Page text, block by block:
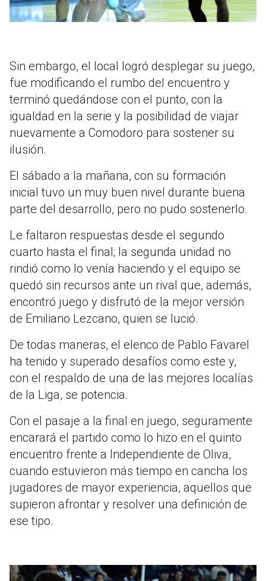
Sin embargo, el local logró desplegar su juego,
fue modificando el rumbo del encuentro y
terminó quedándose con el punto, con la
igualdad en la serie y la posibilidad de viajar
nuevamente a Comodoro para sostener su
ilusión.
El sábado a la mañana, con su formación
inicial tuvo un muy buen nivel durante buena
parte del desarrollo, pero no pudo sostenerlo.
Le faltaron respuestas desde el segundo
cuarto hasta el final; la segunda unidad no
rindió como lo venía haciendo y el equipo se
quedó sin recursos ante un rival que, además,
encontró juego y disfrutó de la mejor versión
de Emiliano Lezcano, quien se lució.
De todas maneras, el elenco de Pablo Favarel
ha tenido y superado desafíos como este y,
con el respaldo de una de las mejores localías
de la Liga, se potencia.
Con el pasaje a la final en juego, seguramente
encarará el partido como lo hizo en el quinto
encuentro frente a Independiente de Oliva,
cuando estuvieron más tiempo en cancha los
jugadores de mayor experiencia, aquellos que
supieron afrontar y resolver una definición de
ese tipo.